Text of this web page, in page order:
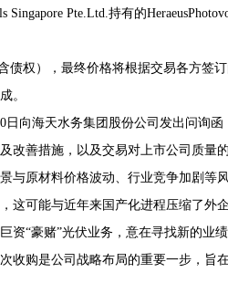
Singapore Pte.Ltd.持有的
债权），最终价格将根据交易各方签
。
日向海天水务集团股份公司发出问询
改善措施，以及交易对上市公司质量
与原材料价格波动、行业竞争加剧等
这可能与近年来国产化进程压缩了外
“豪赌”光伏业务，意在寻找新的业绩
收购是公司战略布局的重要一步，旨